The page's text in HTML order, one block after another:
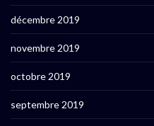
décembre 2019
novembre 2019
octobre 2019
septembre 2019